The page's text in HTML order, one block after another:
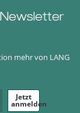
mehr von LANG
Jetzt
anmelden